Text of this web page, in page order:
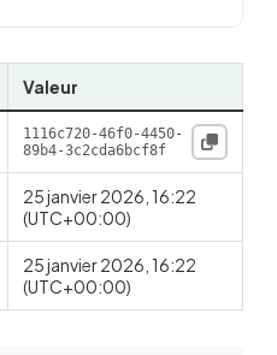
Valeur
1116c720-46f0-4450-
89b4-3c2cda6bcf8f
25 janvier 2026, 16:22
(UTC+00:00)
25 janvier 2026, 16:22
(UTC+00:00)